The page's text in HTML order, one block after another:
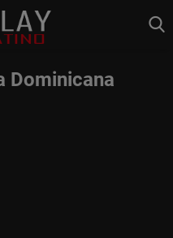
Dominicana